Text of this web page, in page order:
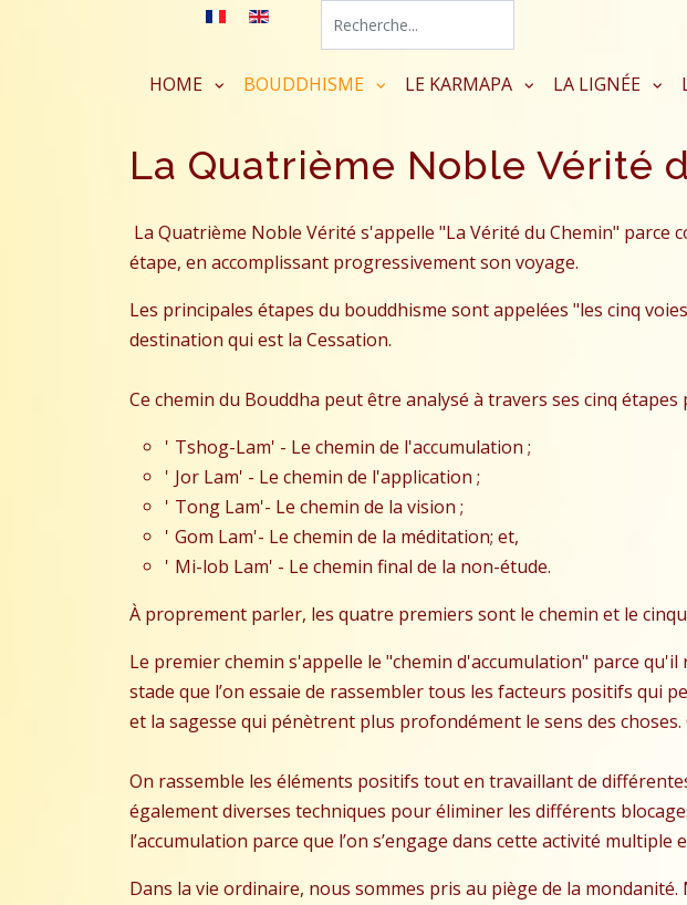
HOME BOUDDHISME LE KARMAPA LA LIGNÉE
La Quatrième Noble Vérité
La Quatrième Noble Vérité s'appelle "La Vérité du Chemin" parce
étape, en accomplissant progressivement son voyage.
Les principales étapes du bouddhisme sont appelées "les cinq
destination qui est la Cessation.
Ce chemin du Bouddha peut être analysé à travers ses cinq
' Tshog-Lam' - Le chemin de l'accumulation ;
' Jor Lam' - Le chemin de l'application ;
' Tong Lam'- Le chemin de la vision ;
' Gom Lam'- Le chemin de la méditation; et,
' Mi-lob Lam' - Le chemin final de la non-étude.
À proprement parler, les quatre premiers sont le chemin et le
Le premier chemin s'appelle le "chemin d'accumulation" parce qu'il
stade que l’on essaie de rassembler tous les facteurs positifs qui
et la sagesse qui pénètrent plus profondément le sens des
On rassemble les éléments positifs tout en travaillant de
également diverses techniques pour éliminer les différents
l’accumulation parce que l’on s’engage dans cette activité
Dans la vie ordinaire, nous sommes pris au piège de la